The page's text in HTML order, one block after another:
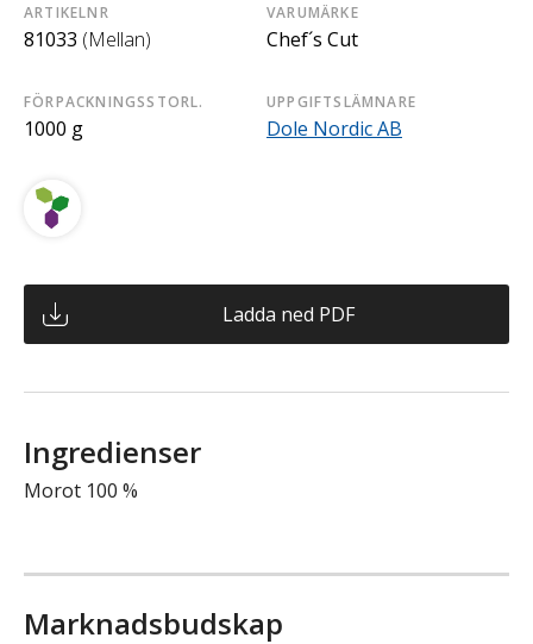
ARTIKELNR
81033 (Mellan)
VARUMÄRKE
Chef´s Cut
FÖRPACKNINGSSTORL.
1000 g
UPPGIFTSLÄMNARE
Dole Nordic AB
Ladda ned PDF
Ingredienser
Morot 100 %
Marknadsbudskap